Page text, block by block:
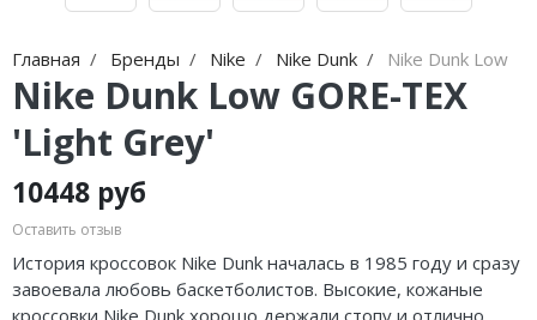
Главная Бренды Nike Nike Dunk Nike Dunk Low
Nike Dunk Low GORE-TEX
'Light Grey'
10448 руб
Оставить отзыв
История кроссовок Nike Dunk началась в 1985 году и сразу
завоевала любовь баскетболистов. Высокие, кожаные
Jordan Tatum
Air Jordan 312
Air Jordan 40
Air Jordan 39
Air Jordan 38
Air Jordan 37
Nike Dunk
Nike Shox
Nike Blazer
Nike P-6000
Nike Initiator
Nike Pegasus
adidas Samba
adidas Gazelle
adidas Handball
adidas Adistar
adidas adiFOM
adidas Adizero
MMY
ASICS
HOKA
A Bathing Ape
Travis Scott
Converse